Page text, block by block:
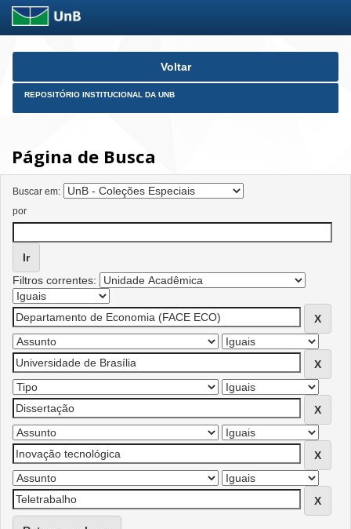
Skip
Voltar
REPOSITÓRIO INSTITUCIONAL DA UNB
Página de Busca
Buscar em:
por
Filtros correntes: